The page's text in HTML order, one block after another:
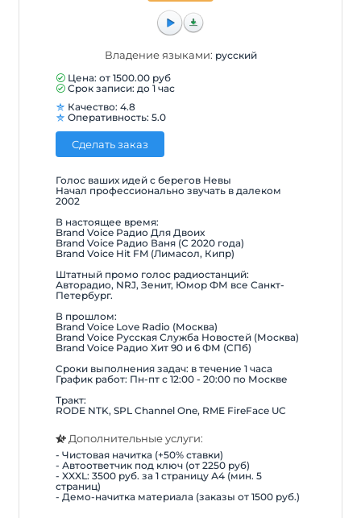
Владение языками: русский
Цена: от 1500.00 руб
Срок записи: до 1 час
Качество: 4.8
Оперативность: 5.0
Сделать заказ
Голос ваших идей с берегов Невы
Начал профессионально звучать в далеком
2002
В настоящее время:
Brand Voice Радио Для Двоих
Brand Voice Радио Ваня (С 2020 года)
Brand Voice Hit FM (Лимасол, Кипр)
Штатный промо голос радиостанций:
Авторадио, NRJ, Зенит, Юмор ФМ все Санкт-
Петербург.
В прошлом:
Brand Voice Love Radio (Москва)
Brand Voice Русская Служба Новостей (Москва)
Brand Voice Радио Хит 90 и 6 ФМ (СПб)
Сроки выполнения задач: в течение 1 часа
График работ: Пн-пт с 12:00 - 20:00 по Москве
Тракт:
RODE NTK, SPL Channel One, RME FireFace UC
Дополнительные услуги:
- Чистовая начитка (+50% ставки)
- Автоответчик под ключ (от 2250 руб)
- XXXL: 3500 руб. за 1 страницу А4 (мин. 5
страниц)
- Демо-начитка материала (заказы от 1500 руб.)